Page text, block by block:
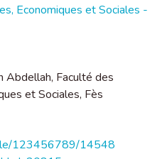
Economiques et Sociales -
Abdellah, Faculté des
et Sociales, Fès
123456789/14548